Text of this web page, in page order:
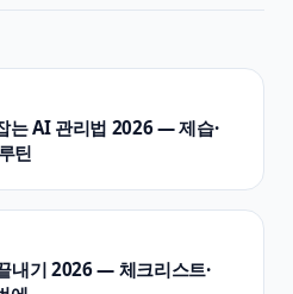
는 AI 관리법 2026 — 제습·
틴
내기 2026 — 체크리스트·